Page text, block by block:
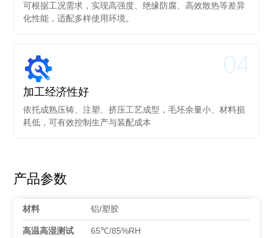
可根据工况需求，实现高强度、绝缘防腐、高效散热等差异
化性能，适配多样使用环境。
加工经济性好
依托成熟压铸、注塑、挤压工艺成型，毛坯余量小、材料损
耗低，可有效控制生产与装配成本
04
产品参数
材料 铝/塑胶
高温高湿测试 65℃/85%RH